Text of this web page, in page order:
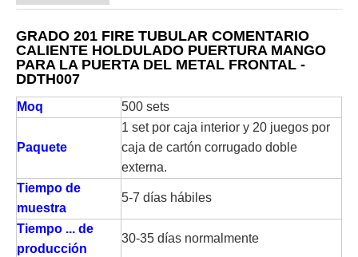
GRADO 201 FIRE TUBULAR COMENTARIO
CALIENTE HOLDULADO PUERTURA MANGO
PARA LA PUERTA DEL METAL FRONTAL -
DDTH007
Moq 500 sets
Paquete
1 set por caja interior y 20 juegos por
caja de cartón corrugado doble
externa.
Tiempo de
muestra
5-7 días hábiles
Tiempo ... de
producción
30-35 días normalmente